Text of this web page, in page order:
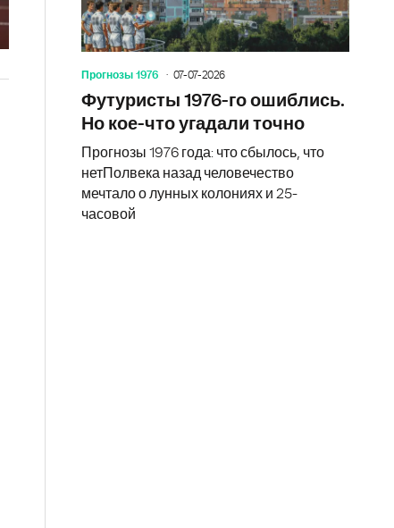
Прогнозы 1976 07-07-2026
Футуристы 1976-го ошиблись.
Но кое-что угадали точно
Прогнозы 1976 года: что сбылось, что
нетПолвека назад человечество
мечтало о лунных колониях и 25-
часовой